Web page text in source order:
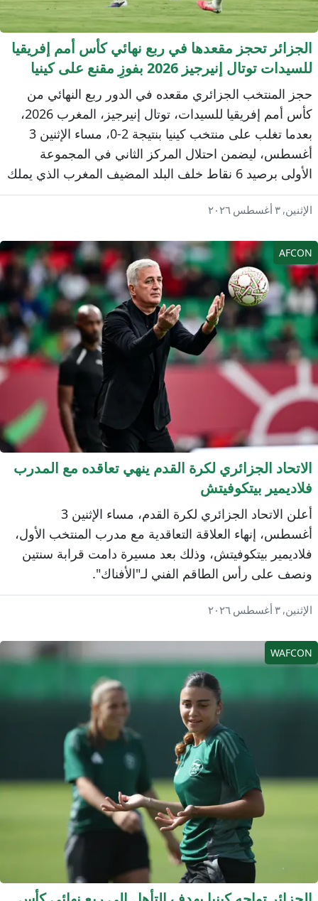
تحجز مقعدها في ربع نهائي كأس أمم إفريقيا
توتال إنيرجيز 2026 بفوزٍ مقنع على كينيا
المنتخب الجزائري مقعده في الدور ربع النهائي من
كأس أمم إفريقيا للسيدات، توتال إنيرجيز، المغرب 2026،
بعدما تغلب على منتخب كينيا بنتيجة 2-0، مساء الإثنين 3
ليضمن احتلال المركز الثاني في المجموعة
الأولى برصيد 6 نقاط خلف البلد المضيف المغرب الذي يملك
٣ أغسطس ٢٠٢٦
الجزائري لكرة القدم ينهي تعاقده مع المدرب
بيتكوفيتش
أعلن الاتحاد الجزائري لكرة القدم، مساء الإثنين 3
إنهاء العلاقة التعاقدية مع مدرب المنتخب الأول،
بيتكوفيتش، وذلك بعد مسيرة دامت قرابة سنتين
على رأس الطاقم الفني لـ"الأفناك".
٣ أغسطس ٢٠٢٦